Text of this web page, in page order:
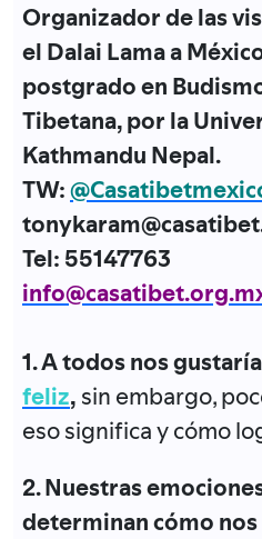
Organizador de las
el Dalai Lama a
postgrado en
Tibetana, por la
Kathmandu Nepal.
TW:
Tel: 55147763
1. A todos nos
feliz, sin embargo,
eso significa y cómo
2. Nuestras
determinan cómo